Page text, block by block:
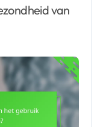
van